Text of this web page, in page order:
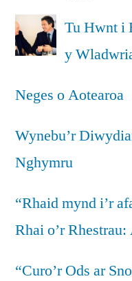
Tu Hwnt i
y
Neges o Aotearoa
Wynebu’r
Nghymru
“Rhaid mynd i’r
Rhai o’r
“Curo’r Ods ar